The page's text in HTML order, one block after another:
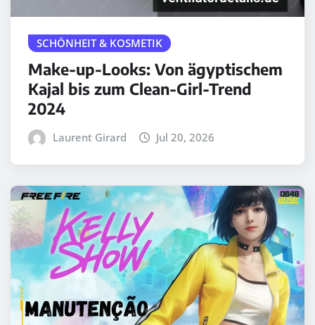
SCHÖNHEIT & KOSMETIK
Make-up-Looks: Von ägyptischem
Kajal bis zum Clean-Girl-Trend
2024
Laurent Girard Jul 20, 2026